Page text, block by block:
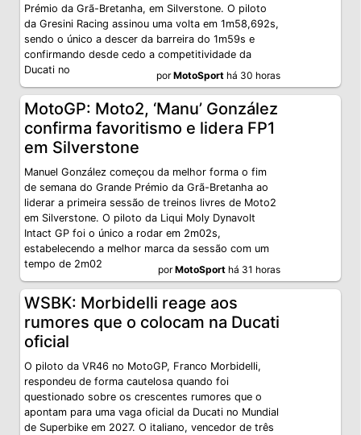
Prémio da Grã-Bretanha, em Silverstone. O piloto
da Gresini Racing assinou uma volta em 1m58,692s,
sendo o único a descer da barreira do 1m59s e
confirmando desde cedo a competitividade da
Ducati no
porMotoSport há 30 horas
MotoGP: Moto2, ‘Manu’ González
confirma favoritismo e lidera FP1
em Silverstone
Manuel González começou da melhor forma o fim
de semana do Grande Prémio da Grã-Bretanha ao
liderar a primeira sessão de treinos livres de Moto2
em Silverstone. O piloto da Liqui Moly Dynavolt
Intact GP foi o único a rodar em 2m02s,
estabelecendo a melhor marca da sessão com um
tempo de 2m02
porMotoSport há 31 horas
WSBK: Morbidelli reage aos
rumores que o colocam na Ducati
oficial
O piloto da VR46 no MotoGP, Franco Morbidelli,
respondeu de forma cautelosa quando foi
questionado sobre os crescentes rumores que o
apontam para uma vaga oficial da Ducati no Mundial
de Superbike em 2027. O italiano, vencedor de três